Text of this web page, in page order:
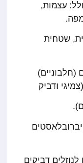
עצמות,
שטחית
(חלבוניים)
(צמיגי ודביק
דביקים